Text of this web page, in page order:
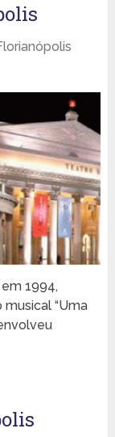
1994,
“Uma